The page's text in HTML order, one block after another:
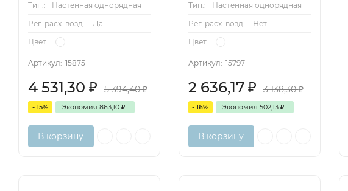
Тип.:
Настенная однорядная
Рег. расх. возд.:
Да
Цвет.:
Артикул: 15875
4 531,30 ₽ 5 394,40₽
- 15% Экономия 863,10 ₽
В корзину
Тип.:
Настенная однорядная
Рег. расх. возд.:
Нет
Цвет.:
Артикул: 15797
2 636,17 ₽ 3 138,30₽
- 16% Экономия 502,13 ₽
В корзину